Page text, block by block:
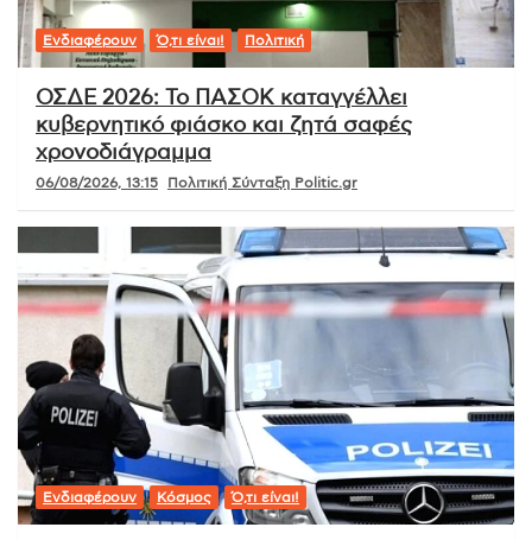
Ενδιαφέρουν Ό,τι είναι! Πολιτική
ΟΣΔΕ 2026: Το ΠΑΣΟΚ καταγγέλλει
κυβερνητικό φιάσκο και ζητά σαφές
χρονοδιάγραμμα
06/08/2026, 13:15 Πολιτική Σύνταξη Politic.gr
Ενδιαφέρουν Κόσμος Ό,τι είναι!